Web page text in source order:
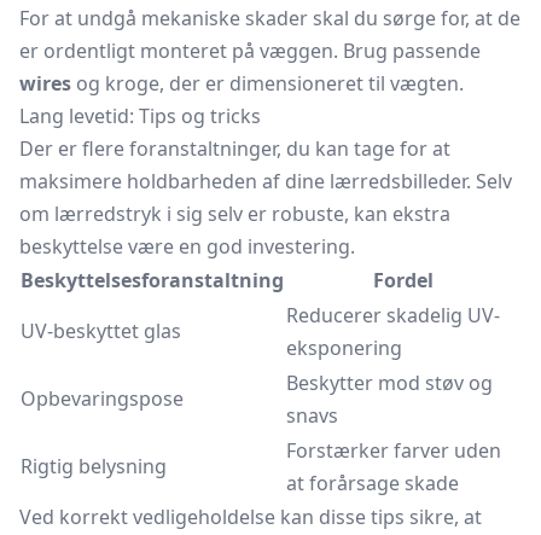
For at undgå mekaniske skader skal du sørge for, at de
er ordentligt monteret på væggen. Brug passende
wires og kroge, der er dimensioneret til vægten.
Lang levetid: Tips og tricks
Der er flere foranstaltninger, du kan tage for at
maksimere holdbarheden af dine lærredsbilleder. Selv
om lærredstryk i sig selv er robuste, kan ekstra
beskyttelse være en god investering.
Beskyttelsesforanstaltning
Fordel
UV-beskyttet glas
Reducerer skadelig UV-
eksponering
Opbevaringspose
Beskytter mod støv og
snavs
Rigtig belysning
Forstærker farver uden
at forårsage skade
Ved korrekt vedligeholdelse kan disse tips sikre, at